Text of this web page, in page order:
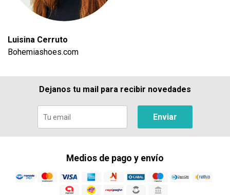
Luisina Cerruto
Bohemiashoes.com
Dejanos tu mail para recibir novedades
Enviar
Medios de pago y envío